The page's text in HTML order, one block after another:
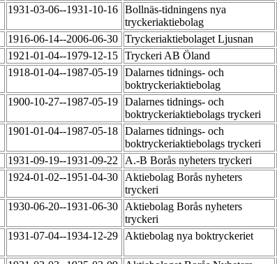
1931-03-06--1931-10-16 Bollnäs-tidningens nya
tryckeriaktiebolag
1916-06-14--2006-06-30 Tryckeriaktiebolaget Ljusnan
1921-01-04--1979-12-15 Tryckeri AB Öland
1918-01-04--1987-05-19 Dalarnes tidnings- och
boktryckeriaktiebolag
1900-10-27--1987-05-19 Dalarnes tidnings- och
boktryckeriaktiebolags tryckeri
1901-01-04--1987-05-18 Dalarnes tidnings- och
boktryckeriaktiebolags tryckeri
1931-09-19--1931-09-22 A.-B Borås nyheters tryckeri
1924-01-02--1951-04-30
Aktiebolag Borås nyheters
tryckeri
1930-06-20--1931-06-30
Aktiebolag Borås nyheters
tryckeri
1931-07-04--1934-12-29 Aktiebolag nya boktryckeriet